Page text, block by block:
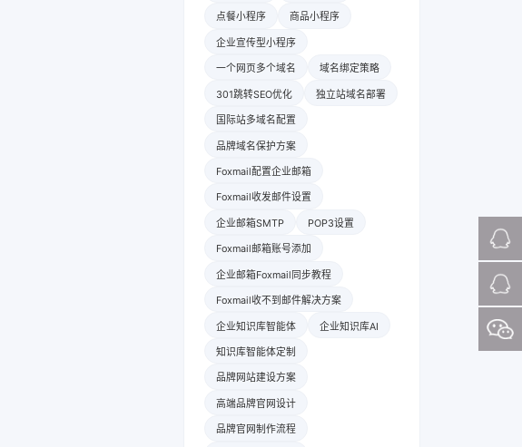
点餐小程序 商品小程序
企业宣传型小程序
一个网页多个域名 域名绑定策略
301跳转SEO优化 独立站域名部署
国际站多域名配置
品牌域名保护方案
Foxmail配置企业邮箱
Foxmail收发邮件设置
企业邮箱SMTP POP3设置
Foxmail邮箱账号添加
企业邮箱Foxmail同步教程
Foxmail收不到邮件解决方案
企业知识库智能体 企业知识库AI
知识库智能体定制
品牌网站建设方案
高端品牌官网设计
品牌官网制作流程